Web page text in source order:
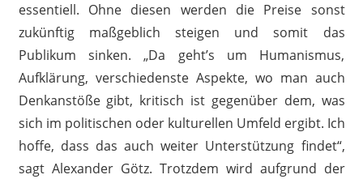
essentiell. Ohne diesen werden die Preise sonst
zukünftig maßgeblich steigen und somit das
Publikum sinken. „Da geht’s um Humanismus,
Aufklärung, verschiedenste Aspekte, wo man auch
Denkanstöße gibt, kritisch ist gegenüber dem, was
sich im politischen oder kulturellen Umfeld ergibt. Ich
hoffe, dass das auch weiter Unterstützung findet“,
sagt Alexander Götz. Trotzdem wird aufgrund der